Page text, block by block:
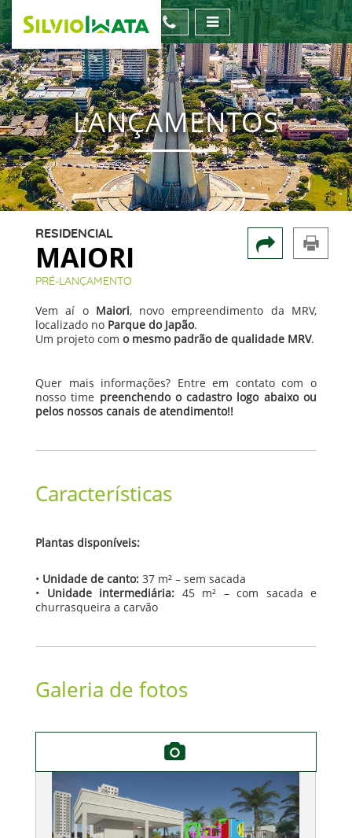
LANÇAMENTOS
RESIDENCIAL
MAIORI
PRÉ-LANÇAMENTO
Vem aí o Maiori, novo empreendimento da MRV,
localizado no Parque do Japão.
Um projeto com o mesmo padrão de qualidade MRV.
Quer mais informações? Entre em contato com o
nosso time preenchendo o cadastro logo abaixo ou
pelos nossos canais de atendimento!!
Características
Plantas disponíveis:
• Unidade de canto: 37 m² – sem sacada
• Unidade intermediária: 45 m² – com sacada e
churrasqueira a carvão
Galeria de fotos